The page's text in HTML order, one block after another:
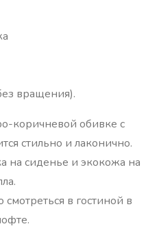
вращения).
коричневой обивке с
стильно и лаконично.
на сиденье и экокожа на
в гостиной в